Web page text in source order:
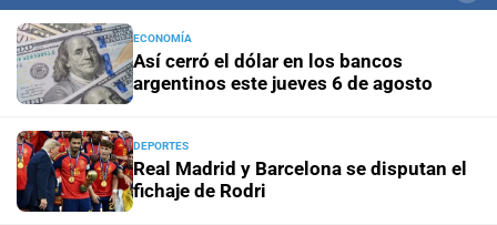
ECONOMÍA
Así cerró el dólar en los bancos
argentinos este jueves 6 de agosto
DEPORTES
Real Madrid y Barcelona se disputan el
fichaje de Rodri